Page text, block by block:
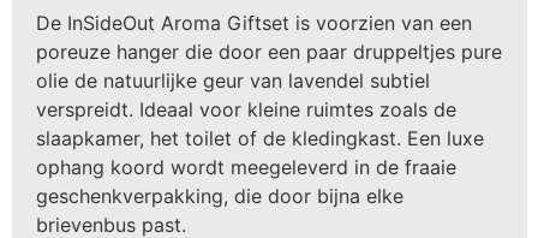
De InSideOut Aroma Giftset is voorzien van een
poreuze hanger die door een paar druppeltjes pure
olie de natuurlijke geur van lavendel subtiel
verspreidt. Ideaal voor kleine ruimtes zoals de
slaapkamer, het toilet of de kledingkast. Een luxe
ophang koord wordt meegeleverd in de fraaie
geschenkverpakking, die door bijna elke
brievenbus past.